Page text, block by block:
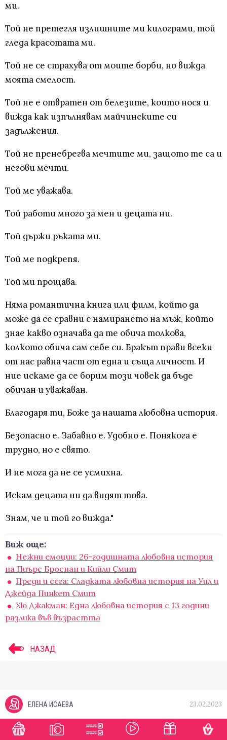
ми.
Той не претегля излишните ми килограми, той
гледа красотата ми.
Той не се страхува от моите борби, но вижда
моята смелост.
Той не е отвратен от белезите, които нося и
вижда как изпълнявам майчинските си
задължения.
Той не пренебрегва мечтите ми, защото те са и
негови мечти.
Той ме уважава.
Той работи много за мен и децата ни.
Той държи ръката ми.
Той ме подкрепя.
Той ми прощава.
Няма романтична книга или филм, който да
може да се сравни с намирането на мъж, който
знае какво означава да те обича толкова,
колкото обича сам себе си. Бракът прави всеки
от нас равна част от една и съща личност. И
ние искаме да се борим този човек да бъде
обичан и уважаван.
Благодаря ти, Боже за нашата любовна история.
Безопасно е. Забавно е. Удобно е. Понякога е
трудно, но е свято.
И не мога да не се усмихна.
Искам децата ни да видят това.
Знам, че и той го вижда."
Виж още:
Нежни емоции: 26-годишната любовна история
на Пиърс Броснан и Кийли Смит
Преди и сега: Сладката любовна история на Уил и
Джейда Пинкет Смит
Хю Джакман: Една любовна история с 13 години
разлика във възрастта
НАЗАД
ЕЛЕНА ИСАЕВА 23.02.2023